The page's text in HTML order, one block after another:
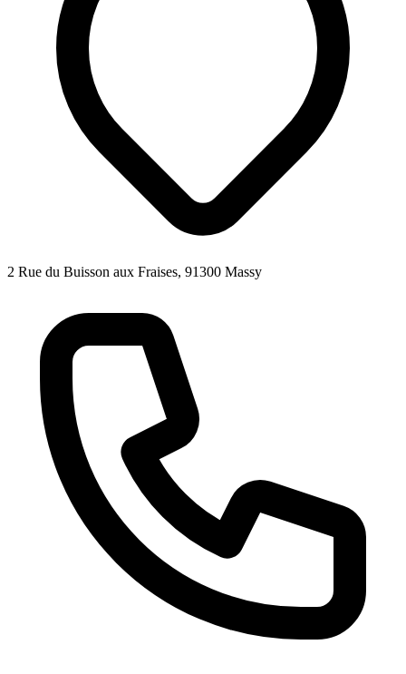
2 Rue du Buisson aux Fraises, 91300 Massy